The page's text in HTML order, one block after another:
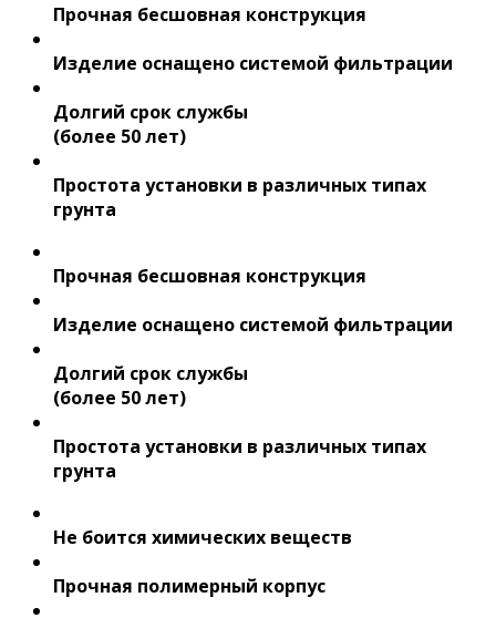
Прочная бесшовная конструкция
Изделие оснащено системой фильтрации
Долгий срок службы
(более 50 лет)
Простота установки в различных типах
грунта
Прочная бесшовная конструкция
Изделие оснащено системой фильтрации
Долгий срок службы
(более 50 лет)
Простота установки в различных типах
грунта
Не боится химических веществ
Прочная полимерный корпус